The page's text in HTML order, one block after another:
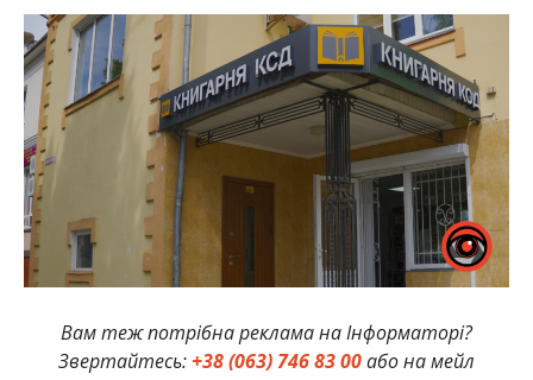
Вам теж потрібна реклама на Інформаторі?
Звертайтесь:+38 (063) 746 83 00або на мейл